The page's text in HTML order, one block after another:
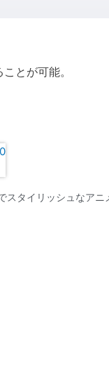
とが可能。
スタイリッシュなアニ